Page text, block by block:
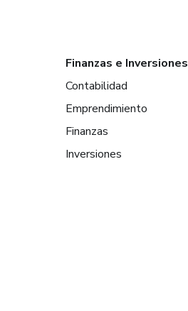
Finanzas e Inversiones
Contabilidad
Emprendimiento
Finanzas
Inversiones